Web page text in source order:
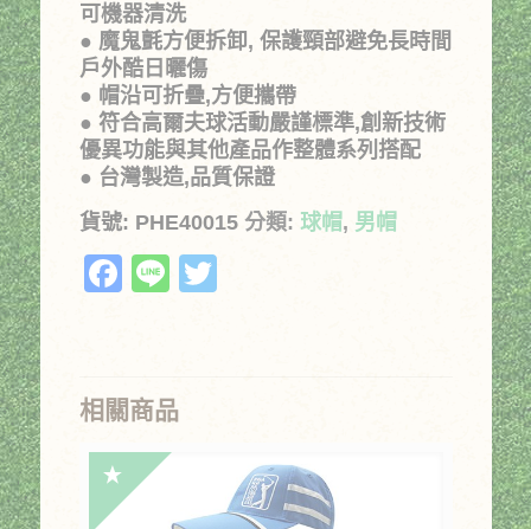
可機器清洗
● 魔鬼氈方便拆卸, 保護頸部避免長時間
戶外酷日曬傷
● 帽沿可折疊,方便攜帶
● 符合高爾夫球活動嚴謹標準,創新技術
優異功能與其他產品作整體系列搭配
● 台灣製造,品質保證
貨號: PHE40015 分類: 球帽, 男帽
Facebook
Line
相關商品